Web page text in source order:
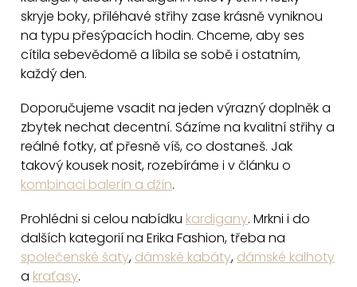
k
y
v
i
s
u
skryje boky, přiléhavé střihy zase krásně vyniknou
na typu přesýpacích hodin. Chceme, aby ses
cítila sebevědomě a líbila se sobě i ostatním,
každý den.
Doporučujeme vsadit na jeden výrazný doplněk a
zbytek nechat decentní. Sázíme na kvalitní střihy a
reálné fotky, ať přesně víš, co dostaneš. Jak
takový kousek nosit, rozebíráme i v článku o
kombinaci balerín a džín.
Prohlédni si celou nabídku kardigany. Mrkni i do
dalších kategorií na Erika Fashion, třeba na
společenské šaty, dámské kabáty, dámské kalhoty
a kraťasy.